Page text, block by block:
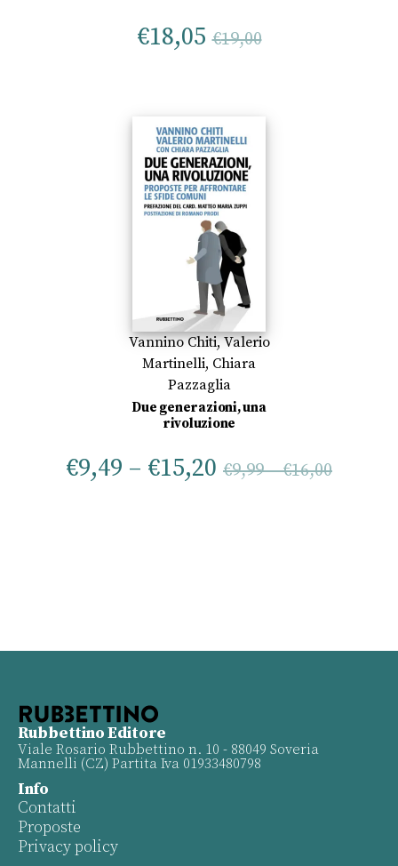
€18,05 €19,00
Vannino Chiti,Valerio
Martinelli, Chiara
Pazzaglia
Due generazioni, una
rivoluzione
€9,49 – €15,20 €9,99–€16,00
Rubbettino Editore
Viale Rosario Rubbettino n. 10 - 88049 Soveria
Mannelli (CZ) Partita Iva 01933480798
Info
Contatti
Proposte
Privacy policy